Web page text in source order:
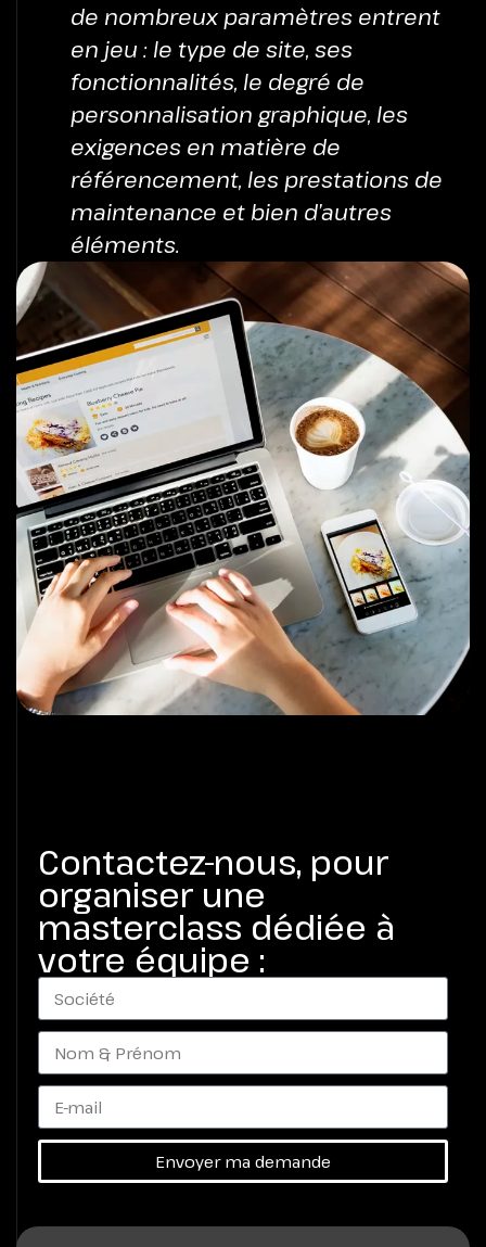
de nombreux paramètres entrent
en jeu : le type de site, ses
fonctionnalités, le degré de
personnalisation graphique, les
exigences en matière de
référencement, les prestations de
maintenance et bien d’autres
éléments.
Contactez-nous, pour
organiser une
masterclass dédiée à
votre équipe :
Envoyer ma demande